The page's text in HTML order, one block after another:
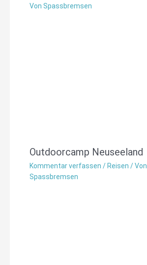
Von Spassbremsen
Outdoorcamp Neuseeland
Kommentar verfassen /Reisen / Von
Spassbremsen